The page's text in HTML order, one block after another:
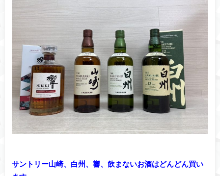
サントリー山崎、白州、響、飲まないお酒はどんどん買い